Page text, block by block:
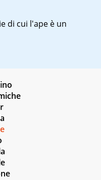
di cui l'ape è un